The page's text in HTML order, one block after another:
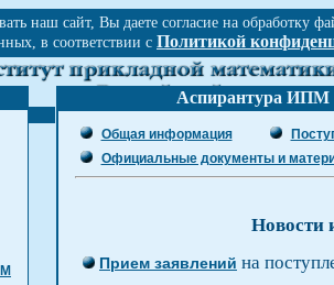
наш сайт, Вы даете согласие на обработку
в соответствии с Политикой
Аспирантура
Общая информация
Официальные документы и
Новости
Прием заявлений на